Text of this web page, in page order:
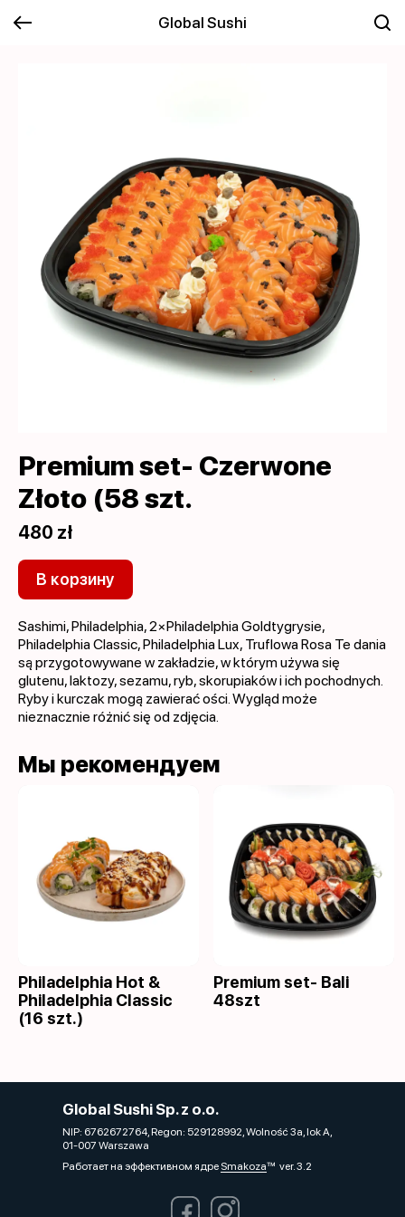
Global Sushi
Premium set- Czerwone
Złoto (58 szt.
480 zł
В корзину
Sashimi, Philadelphia, 2×Philadelphia Goldtygrysie,
Philadelphia Classic, Philadelphia Lux, Truflowa Rosa Te dania
są przygotowywane w zakładzie, w którym używa się
glutenu, laktozy, sezamu, ryb, skorupiaków i ich pochodnych.
Ryby i kurczak mogą zawierać ości. Wygląd może
nieznacznie różnić się od zdjęcia.
Мы рекомендуем
Philadelphia Hot &
Philadelphia Classic
(16 szt.)
Premium set- Bali
48szt
Global Sushi Sp. z o.o.
NIP: 6762672764, Regon: 529128992, Wolność 3a, lok A,
01-007 Warszawa
Работает на эффективном ядре Smakozaver. 3.2